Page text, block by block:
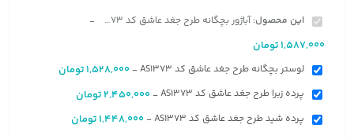
این محصول:آباژور بچگانه طرح جغد عاشق کد AS1373 -
1,587,000تومان
لوستر بچگانه طرح جغد عاشق کد AS1373 -
1,528,000تومان
پرده زبرا طرح جغد عاشق کد AS1373 -
2,450,000تومان
پرده شید طرح جغد عاشق کد AS1373 -
1,448,000تومان